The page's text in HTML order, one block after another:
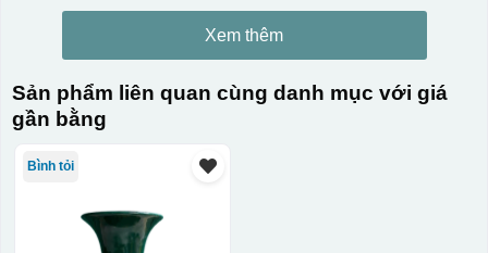
Xem thêm
Sản phẩm liên quan cùng danh mục với giá
gần bằng
Bình tỏi